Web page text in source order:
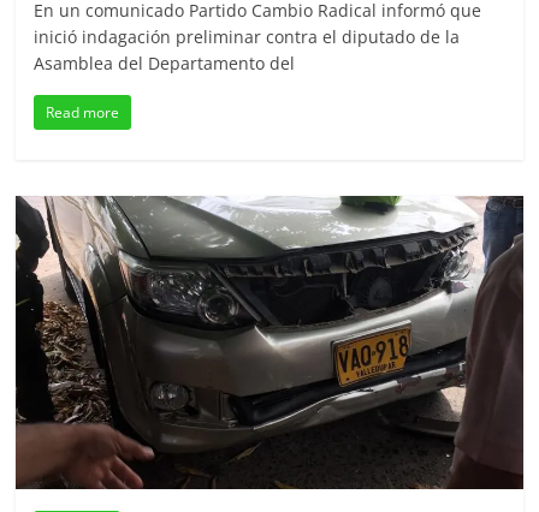
En un comunicado Partido Cambio Radical informó que
inició indagación preliminar contra el diputado de la
Asamblea del Departamento del
Read more